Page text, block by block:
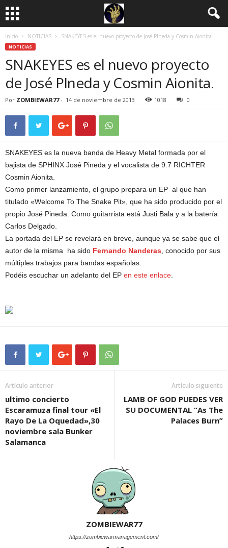
Inicio NOTICIAS SNAKEYES es el nuevo proyecto de José PIneda y Cosmin Aionita.
NOTICIAS
SNAKEYES es el nuevo proyecto
de José PIneda y Cosmin Aionita.
Por ZOMBIEWAR77- 14 de noviembre de 2013 1018 0
SNAKEYES es la nueva banda de Heavy Metal formada por el
bajista de SPHINX José Pineda y el vocalista de 9.7 RICHTER
Cosmin Aionita.
Como primer lanzamiento, el grupo prepara un EP al que han
titulado «Welcome To The Snake Pit», que ha sido producido por el
propio José Pineda. Como guitarrista está Justi Bala y a la batería
Carlos Delgado.
La portada del EP se revelará en breve, aunque ya se sabe que el
autor de la misma ha sido Fernando Nanderas , conocido por sus
múltiples trabajos para bandas españolas.
Podéis escuchar un adelanto del EP en este enlace
Artículo anterior
ultimo concierto
Escaramuza final tour «El
Rayo De La Oquedad»,30
noviembre sala Bunker
Salamanca
Artículo siguiente
LAMB OF GOD PUEDES VER
SU DOCUMENTAL “As The
Palaces Burn”
ZOMBIEWAR77
https://zombiewarmanagement.com/